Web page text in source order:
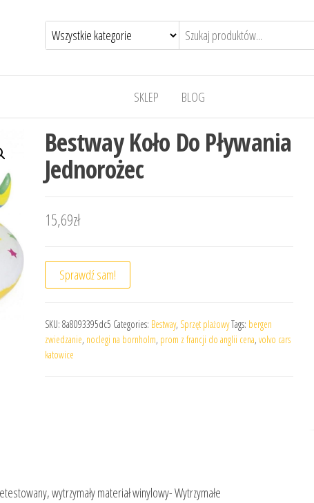
SKLEP BLOG
Bestway Koło Do Pływania
Jednorożec
15,69zł
Sprawdź sam!
SKU: 8a8093395dc5 Categories: Bestway, Sprzęt plażowyTags: bergen
zwiedzanie, noclegi na bornholm, prom z francji do anglii cena, volvo cars
katowice
wytrzymały materiał winylowy- Wytrzymałe